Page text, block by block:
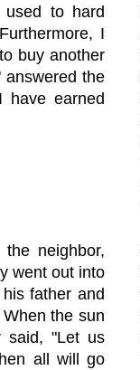
to hard
I
buy another
answered the
earned
neighbor,
went out into
father and
the sun
said, "Let us
all will go